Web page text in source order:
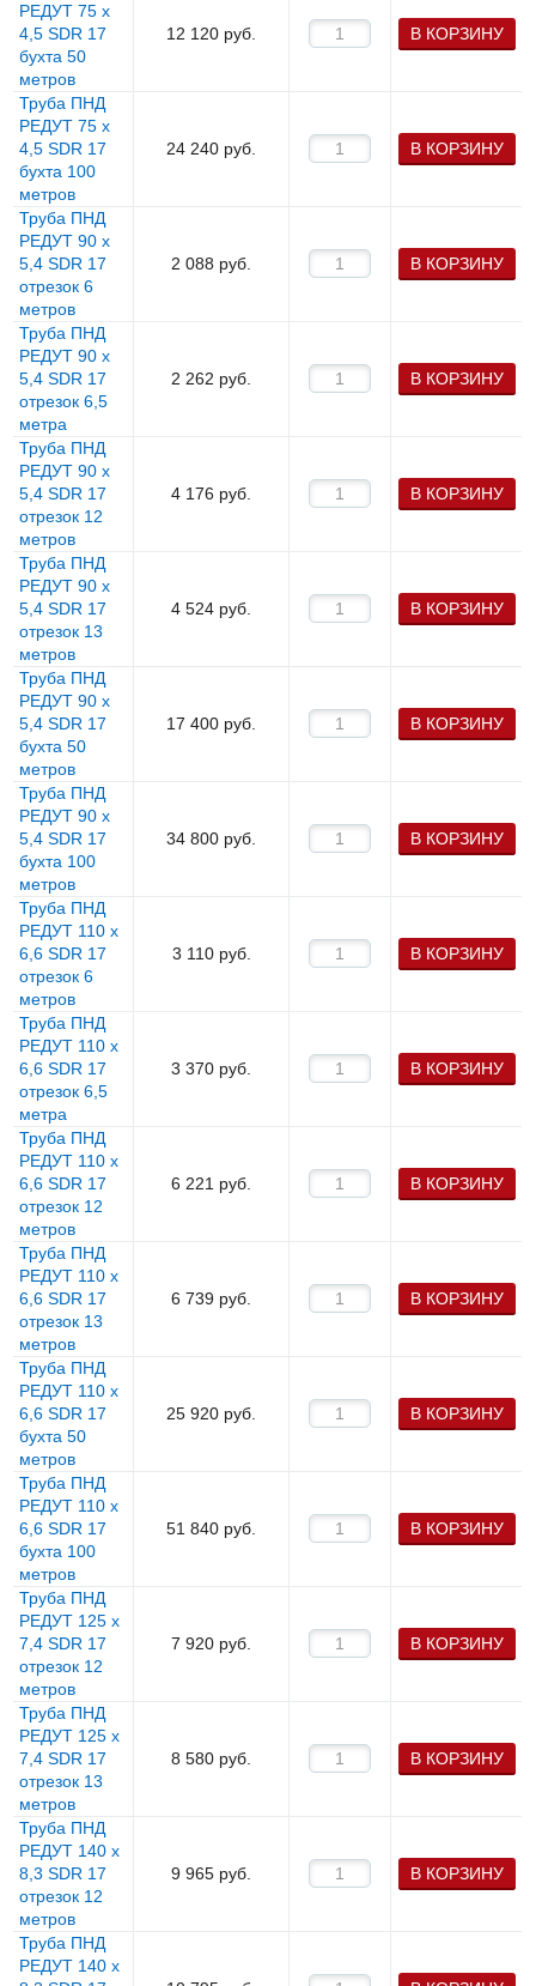
РЕДУТ 75 х
4,5 SDR 17
бухта 50
метров
12 120 руб. В КОРЗИНУ
Труба ПНД
РЕДУТ 75 х
4,5 SDR 17
бухта 100
метров
24 240 руб. В КОРЗИНУ
Труба ПНД
РЕДУТ 90 х
5,4 SDR 17
отрезок 6
метров
2 088 руб. В КОРЗИНУ
Труба ПНД
РЕДУТ 90 х
5,4 SDR 17
отрезок 6,5
метра
2 262 руб. В КОРЗИНУ
Труба ПНД
РЕДУТ 90 х
5,4 SDR 17
отрезок 12
метров
4 176 руб. В КОРЗИНУ
Труба ПНД
РЕДУТ 90 х
5,4 SDR 17
отрезок 13
метров
4 524 руб. В КОРЗИНУ
Труба ПНД
РЕДУТ 90 х
5,4 SDR 17
бухта 50
метров
17 400 руб. В КОРЗИНУ
Труба ПНД
РЕДУТ 90 х
5,4 SDR 17
бухта 100
метров
34 800 руб. В КОРЗИНУ
Труба ПНД
РЕДУТ 110 х
6,6 SDR 17
отрезок 6
метров
3 110руб. В КОРЗИНУ
Труба ПНД
РЕДУТ 110 х
6,6 SDR 17
отрезок 6,5
метра
3 370 руб. В КОРЗИНУ
Труба ПНД
РЕДУТ 110 х
6,6 SDR 17
отрезок 12
метров
6 221 руб. В КОРЗИНУ
Труба ПНД
РЕДУТ 110 х
6,6 SDR 17
отрезок 13
метров
6 739 руб. В КОРЗИНУ
Труба ПНД
РЕДУТ 110 х
6,6 SDR 17
бухта 50
метров
25 920 руб. В КОРЗИНУ
Труба ПНД
РЕДУТ 110 х
6,6 SDR 17
бухта 100
метров
51 840 руб. В КОРЗИНУ
Труба ПНД
РЕДУТ 125 х
7,4 SDR 17
отрезок 12
метров
7 920 руб. В КОРЗИНУ
Труба ПНД
РЕДУТ 125 х
7,4 SDR 17
отрезок 13
метров
8 580 руб. В КОРЗИНУ
Труба ПНД
РЕДУТ 140 х
8,3 SDR 17
отрезок 12
метров
9 965 руб. В КОРЗИНУ
Труба ПНД
РЕДУТ 140 х